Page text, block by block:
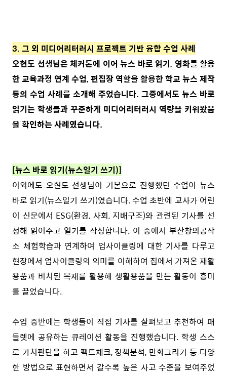
3. 그 외 미디어리터러시 프로젝트 기반 융합 수업 사례
오현도 선생님은 체커톤에 이어 뉴스 바로 읽기, 영화를 활용
한 교육과정 연계 수업, 편집장 역할을 활용한 학교 뉴스 제작
등의 수업 사례를 소개해 주었습니다. 그중에서도 뉴스 바로
읽기는 학생들과 꾸준하게 미디어리터러시 역량을 키워왔음
을 확인하는 사례였습니다.
[뉴스 바로 읽기(뉴스일기 쓰기)]
이외에도 오현도 선생님이 기본으로 진행했던 수업이 뉴스
바로 읽기(뉴스일기 쓰기)였습니다. 수업 초반에 교사가 어린
이 신문에서 ESG(환경, 사회, 지배구조)와 관련된 기사를 선
정해 읽어주고 일기를 작성합니다. 이 중에서 부산창의공작
소 체험학습과 연계하여 업사이클링에 대한 기사를 다루고
현장에서 업사이클링의 의미를 이해하여 집에서 가져온 재활
용품과 비치된 목재를 활용해 생활용품을 만든 활동이 흥미
를 끌었습니다.
수업 중반에는 학생들이 직접 기사를 살펴보고 추천하여 패
들렛에 공유하는 큐레이션 활동을 진행했습니다. 학생 스스
로 가치판단을 하고 팩트체크, 정책분석, 만화그리기 등 다양
한 방법으로 표현하면서 갈수록 높은 사고 수준을 보여주었